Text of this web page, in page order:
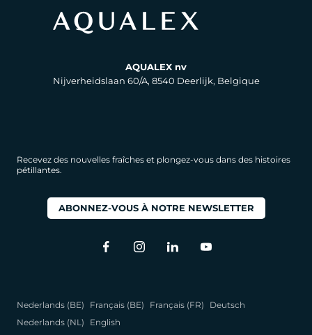
AQUALEX nv
Nijverheidslaan 60/A, 8540 Deerlijk, Belgique
Recevez des nouvelles fraîches et plongez-vous dans des histoires
pétillantes.
ABONNEZ-VOUS À NOTRE NEWSLETTER
Nederlands (BE) Français (BE) Français (FR)
Deutsch
Nederlands (NL)
English